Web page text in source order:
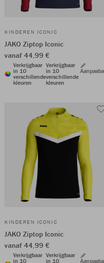
KINDEREN ICONIC
JAKO Ziptop Iconic
vanaf 44,99 €
Verkrijgbaar
in 10
verschillende
kleuren
Verkrijgbaar
in 10
verschillende
kleuren
KINDEREN ICONIC
JAKO Ziptop Iconic
vanaf 44,99 €
Verkrijgbaar
in 10
Verkrijgbaar
in 10